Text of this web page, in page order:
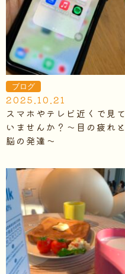
ブログ
2025.10.21
スマホやテレビ近くで見て
いませんか？～目の疲れと
脳の発達～